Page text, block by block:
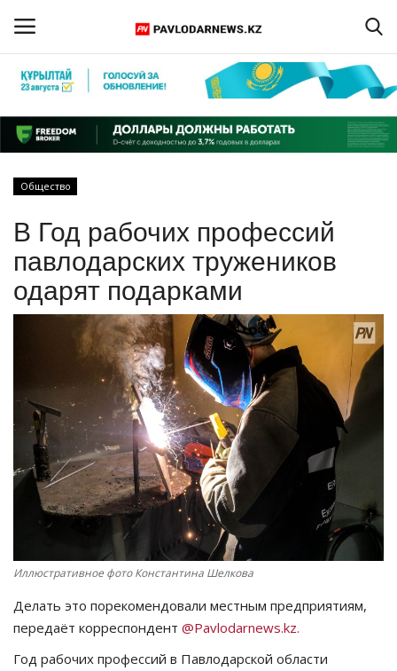
Регистрация
Главная
ПАВЛОДАРСКАЯ ОБЛАСТЬ
КАЗАХСТАН
СПЕЦПРОЕКТЫ
СПОРТ
Чек-лист
РАЗВЛЕЧЕНИЯ
OFFICIAL
Курултай
Язык
Общество
В Год рабочих профессий
павлодарских тружеников
одарят подарками
Иллюстративное фото Константина Шелкова
Делать это порекомендовали местным предприятиям,
передаёт корреспондент @Pavlodarnews.kz.
Год рабочих профессий в Павлодарской области